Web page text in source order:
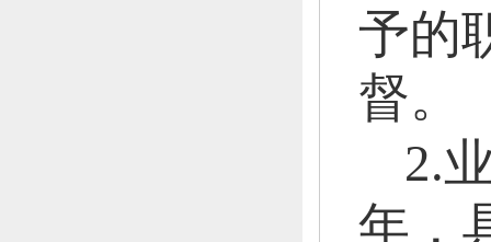
予的
督。
2.
年，